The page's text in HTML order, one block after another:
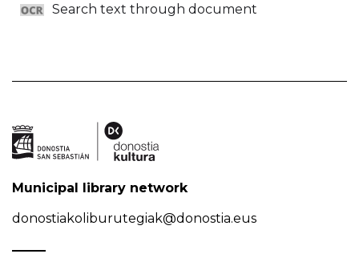
Search text through document
Municipal library network
donostiakoliburutegiak@donostia.eus